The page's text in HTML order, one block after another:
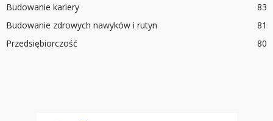
Budowanie kariery
83
Budowanie zdrowych nawyków i rutyn
81
Przedsiębiorczość
80